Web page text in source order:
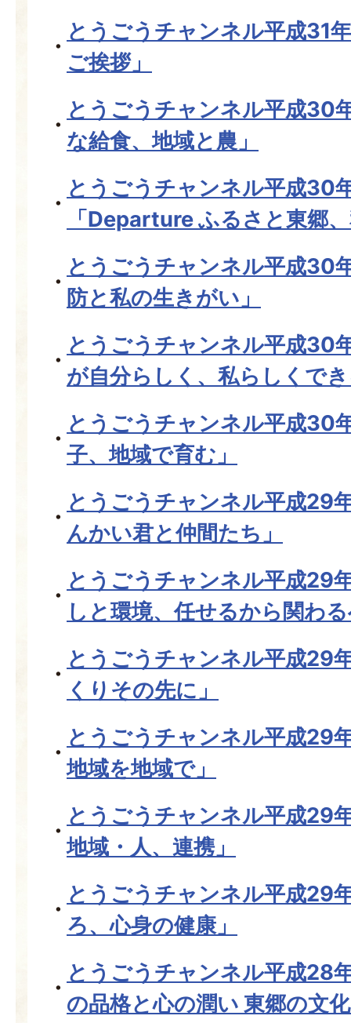
とうごうチャンネル平成31
ご挨拶」
とうごうチャンネル平成30
な給食、地域と農」
とうごうチャンネル平成30
「Departure ふるさと東郷
とうごうチャンネル平成30
防と私の生きがい」
とうごうチャンネル平成30
が自分らしく、私らしくで
とうごうチャンネル平成30
子、地域で育む」
とうごうチャンネル平成29
んかい君と仲間たち」
とうごうチャンネル平成29
しと環境、任せるから関わ
とうごうチャンネル平成29
くりその先に」
とうごうチャンネル平成29
地域を地域で」
とうごうチャンネル平成29
地域・人、連携」
とうごうチャンネル平成29
ろ、心身の健康」
とうごうチャンネル平成28
の品格と心の潤い 東郷の文